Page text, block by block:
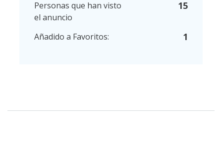
Personas que han visto
el anuncio
15
Añadido a Favoritos: 1